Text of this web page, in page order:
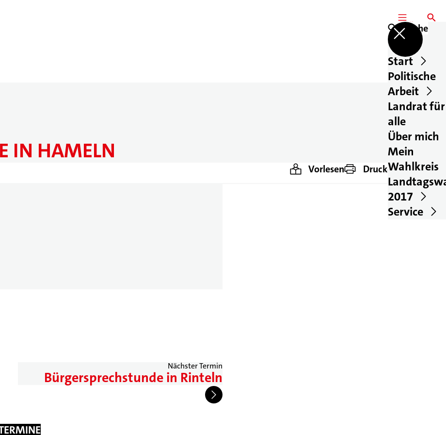
MENÜSuche
Start
Politische
Arbeit
Landrat für
alle
Über mich
Mein
Wahlkreis
2017
Service
SUCHE
IN HAMELN
Vorlesen Drucken Teilen
Nächster Termin
Bürgersprechstunde in Rinteln